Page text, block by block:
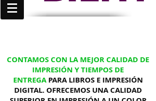
CONTAMOS CON LA MEJOR CALIDAD DE
IMPRESIÓN Y TIEMPOS DE
ENTREGAPARA LIBROS E IMPRESIÓN
DIGITAL. OFRECEMOS UNA CALIDAD